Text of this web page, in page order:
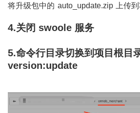
将升级包中的 auto_update.zip 上传
4.关闭 swoole 服务
5.命令行目录切换到项目根目
version:update